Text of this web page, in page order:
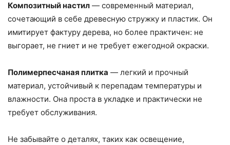
Композитный настил — современный материал,
сочетающий в себе древесную стружку и пластик. Он
имитирует фактуру дерева, но более практичен: не
выгорает, не гниет и не требует ежегодной окраски.
Полимерпесчаная плитка — легкий и прочный
материал, устойчивый к перепадам температуры и
влажности. Она проста в укладке и практически не
требует обслуживания.
Не забывайте о деталях, таких как освещение,